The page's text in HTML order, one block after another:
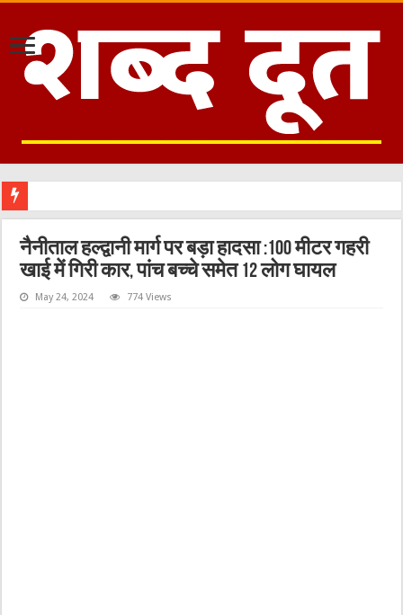
नैनीताल हल्द्वानी मार्ग पर बड़ा हादसा :100 मीटर गहरी
खाई में गिरी कार, पांच बच्चे समेत 12 लोग घायल
May 24, 2024 774 Views